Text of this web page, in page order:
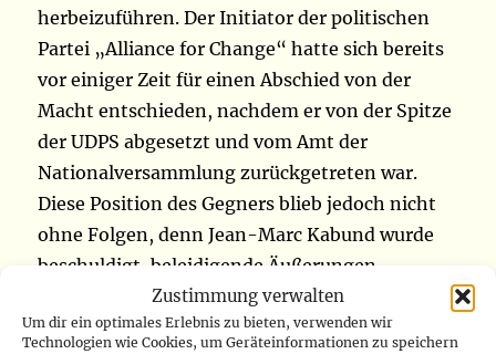
Zustimmung verwalten
Um dir ein optimales Erlebnis zu bieten, verwenden wir
Technologien wie Cookies, um Geräteinformationen zu speichern
herbeizuführen. Der Initiator der politischen
Partei „Alliance for Change“ hatte sich bereits
vor einiger Zeit für einen Abschied von der
Macht entschieden, nachdem er von der Spitze
der UDPS abgesetzt und vom Amt der
Nationalversammlung zurückgetreten war.
Diese Position des Gegners blieb jedoch nicht
ohne Folgen, denn Jean-Marc Kabund wurde
beschuldigt, beleidigende Äußerungen
gemacht zu haben, die die Ehre öffentlicher
Institutionen und die Würde des